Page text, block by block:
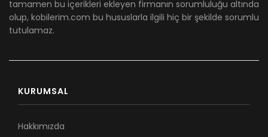
tamamen bu içerikleri ekleyen firmanın sorumluluğu altında
olup, kobilerim.com bu hususlarla ilgili hiç bir şekilde sorumlu
tutulamaz.
KURUMSAL
Hakkımızda